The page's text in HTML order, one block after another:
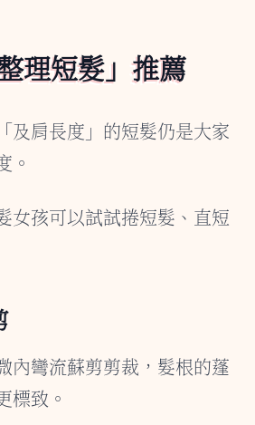
理短髮」推薦
及肩長度」的短髮仍是大家
。
女孩可以試試捲短髮、直短
內彎流蘇剪剪裁，髮根的蓬
標致。